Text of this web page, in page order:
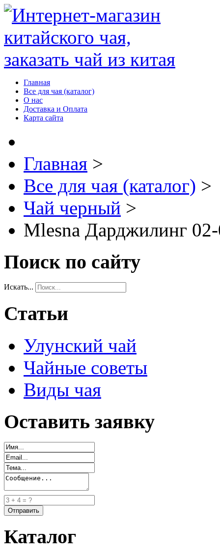
Главная
Все для чая (каталог)
О нас
Доставка и Оплата
Карта сайта
Главная >
Все для чая (каталог) >
Чай черный >
Mlesna Дарджилинг
Поиск по сайту
Искать...
Статьи
Улунский чай
Чайные советы
Виды чая
Оставить заявку
Каталог